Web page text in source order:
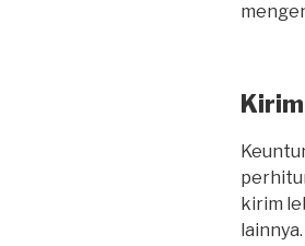
kirim
lainnya.